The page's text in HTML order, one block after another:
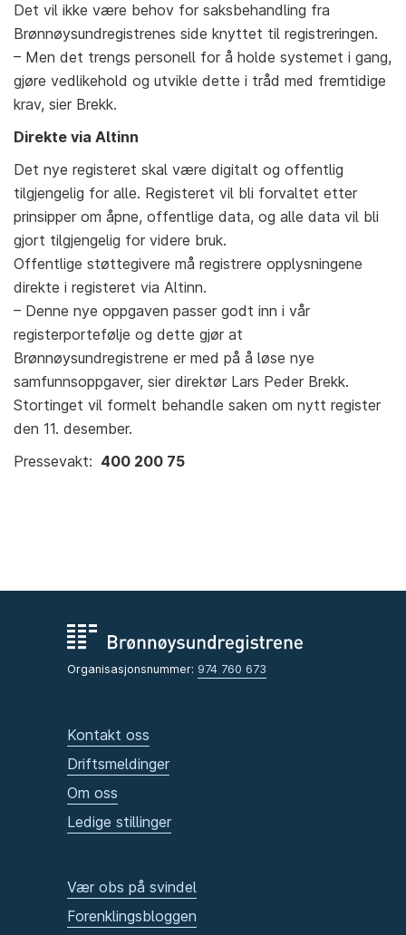
Det vil ikke være behov for saksbehandling fra
Brønnøysundregistrenes side knyttet til registreringen.
– Men det trengs personell for å holde systemet i gang,
gjøre vedlikehold og utvikle dette i tråd med fremtidige
krav, sier Brekk.
Direkte via Altinn
Det nye registeret skal være digitalt og offentlig
tilgjengelig for alle. Registeret vil bli forvaltet etter
prinsipper om åpne, offentlige data, og alle data vil bli
gjort tilgjengelig for videre bruk.
Offentlige støttegivere må registrere opplysningene
direkte i registeret via Altinn.
– Denne nye oppgaven passer godt inn i vår
registerportefølje og dette gjør at
Brønnøysundregistrene er med på å løse nye
samfunnsoppgaver, sier direktør Lars Peder Brekk.
Stortinget vil formelt behandle saken om nytt register
den 11. desember.
Pressevakt: 400 200 75
Organisasjonsnummer: 974 760 673
Kontakt oss
Driftsmeldinger
Om oss
Ledige stillinger
Vær obs på svindel
Forenklingsbloggen